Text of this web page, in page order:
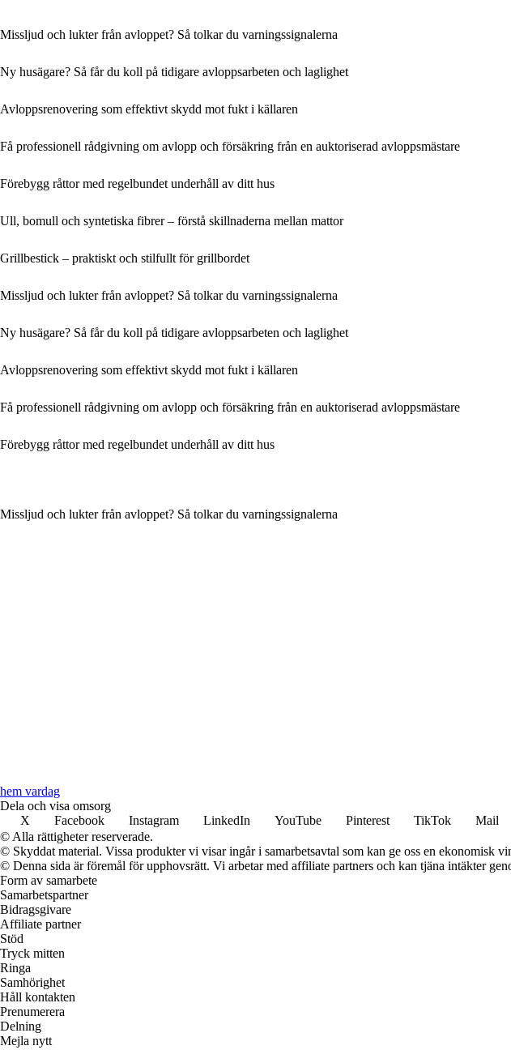
Missljud och lukter från avloppet? Så tolkar du varningssignalerna
Ny husägare? Så får du koll på tidigare avloppsarbeten och laglighet
Avloppsrenovering som effektivt skydd mot fukt i källaren
Få professionell rådgivning om avlopp och försäkring från en auktoriserad avloppsmästare
Förebygg råttor med regelbundet underhåll av ditt hus
Ull, bomull och syntetiska fibrer – förstå skillnaderna mellan mattor
Grillbestick – praktiskt och stilfullt för grillbordet
Missljud och lukter från avloppet? Så tolkar du varningssignalerna
Ny husägare? Så får du koll på tidigare avloppsarbeten och laglighet
Avloppsrenovering som effektivt skydd mot fukt i källaren
Få professionell rådgivning om avlopp och försäkring från en auktoriserad avloppsmästare
Förebygg råttor med regelbundet underhåll av ditt hus
Missljud och lukter från avloppet? Så tolkar du varningssignalerna
hem vardag
Dela och visa omsorg
X
Facebook Instagram LinkedIn YouTube Pinterest TikTok Mail
© Alla rättigheter reserverade.
© Skyddat material. Vissa produkter vi visar ingår i samarbetsavtal som kan ge oss en ekonomisk
© Denna sida är föremål för upphovsrätt. Vi arbetar med affiliate partners och kan tjäna intäkter
Form av samarbete
Samarbetspartner
Bidragsgivare
Affiliate partner
Stöd
Tryck mitten
Ringa
Samhörighet
Håll kontakten
Prenumerera
Delning
Mejla nytt